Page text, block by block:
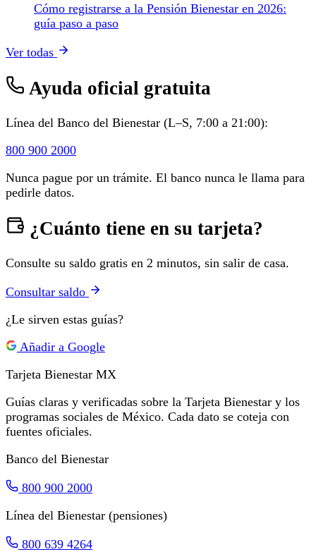
Cómo registrarse a la Pensión Bienestar en 2026:
guía paso a paso
Ver todas
Ayuda oficial gratuita
Línea del Banco del Bienestar (L–S, 7:00 a 21:00):
800 900 2000
Nunca pague por un trámite. El banco nunca le llama para
pedirle datos.
¿Cuánto tiene en su tarjeta?
Consulte su saldo gratis en 2 minutos, sin salir de casa.
Consultar saldo
¿Le sirven estas guías?
Añadir a Google
Tarjeta Bienestar MX
Guías claras y verificadas sobre la Tarjeta Bienestar y los
programas sociales de México. Cada dato se coteja con
fuentes oficiales.
Banco del Bienestar
800 900 2000
Línea del Bienestar (pensiones)
800 639 4264